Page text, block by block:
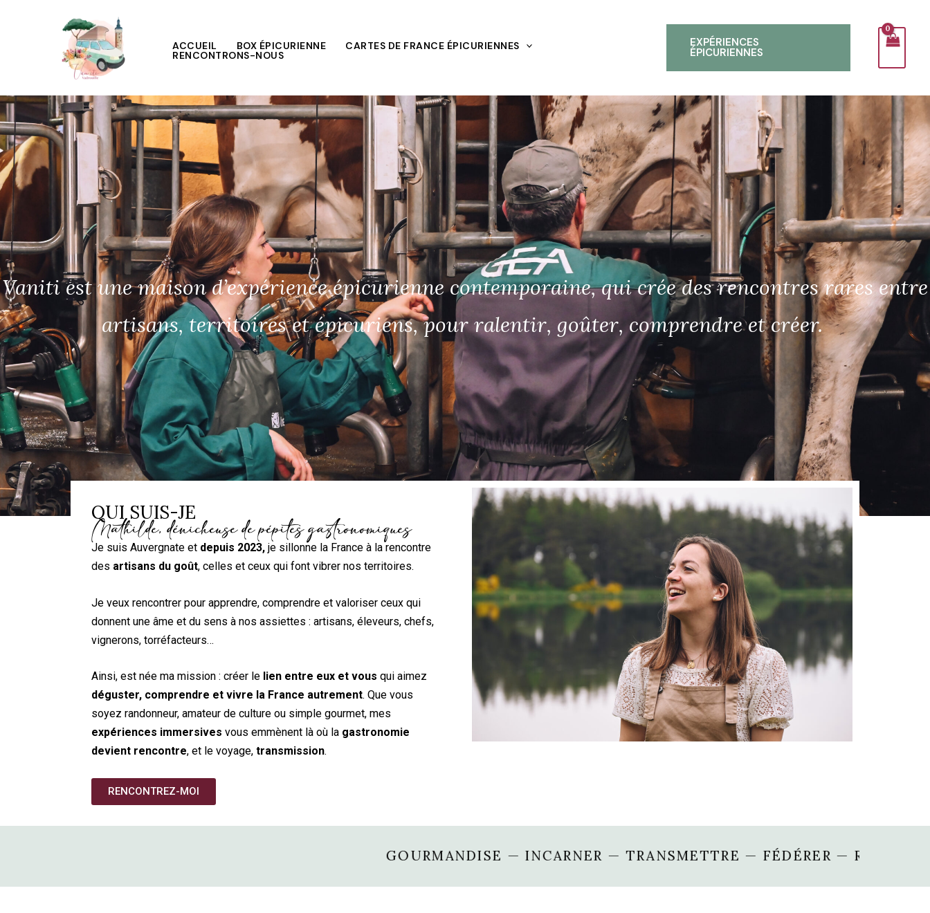
ACCUEIL BOX ÉPICURIENNE CARTES DE FRANCE ÉPICURIENNES
RENCONTRONS-NOUS
EXPÉRIENCES
ÉPICURIENNES
Vaniti est une maison d’expérience épicurienne contemporaine, qui crée des rencontres rares entre
artisans, territoires et épicuriens, pour ralentir, goûter, comprendre et créer.
QUI SUIS-JE
Mathilde, dénicheuse de pépites gastronomiques
Je suis Auvergnate et depuis 2023, je sillonne la France à la rencontre
des artisans du goût, celles et ceux qui font vibrer nos territoires.
Je veux rencontrer pour apprendre, comprendre et valoriser ceux qui
donnent une âme et du sens à nos assiettes : artisans, éleveurs, chefs,
vignerons, torréfacteurs…
Ainsi, est née ma mission : créer le lien entre eux et vous qui aimez
déguster, comprendre et vivre la France autrement. Que vous
soyez randonneur, amateur de culture ou simple gourmet, mes
expériences immersives vous emmènent là où la gastronomie
devient rencontre, et le voyage, transmission.
RENCONTREZ-MOI
GOURMANDISE — INCARNER — TRANSMETTRE — FÉDÉRER — RENCONTRER —